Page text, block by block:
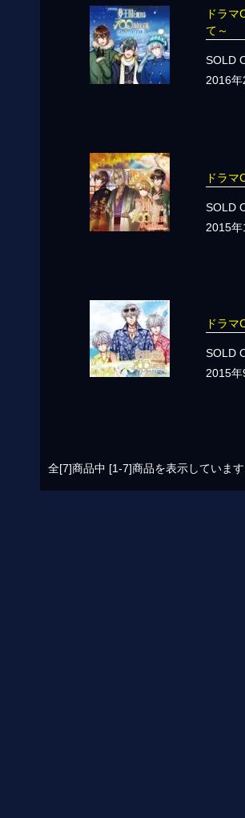
ドラ
て～
SOLD
2016
ドラ
SOLD
2015年
ドラ
SOLD
2015年
全[7]商品中 [1-7]商品を表示しています